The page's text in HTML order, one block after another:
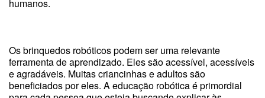
humanos.
Os brinquedos robóticos podem ser uma relevante
ferramenta de aprendizado. Eles são acessível, acessíveis
e agradáveis. Muitas criancinhas e adultos são
beneficiados por eles. A educação robótica é primordial